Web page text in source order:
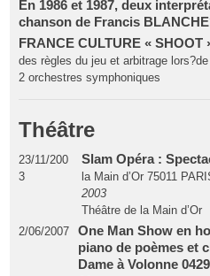
En 1986 et 1987, deux
chanson de Francis
FRANCE CULTURE « SHOOT
des règles du jeu et arbitrage
2 orchestres symphoniques
Théâtre
23/11/200
3
Slam Opéra :
la Main d’Or 75011
2003
Théâtre de la Main d’Or
2/06/2007
One Man Show en
piano de poèmes et
Dame à Volonne